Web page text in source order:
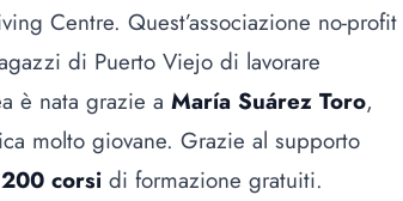
Centre. Quest’associazione no-profit
di Puerto Viejo di lavorare
è nata grazie a María Suárez Toro,
molto giovane. Grazie al supporto
200 corsi di formazione gratuiti.